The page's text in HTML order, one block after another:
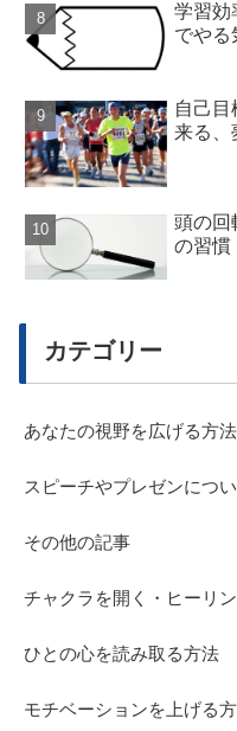
学習
でやる
自己目
来る、
頭の回
の習慣
カテゴリー
あなたの視野を広げる方法
スピーチやプレゼンにつ
その他の記事
チャクラを開く・ヒーリ
ひとの心を読み取る方法
モチベーションを上げる